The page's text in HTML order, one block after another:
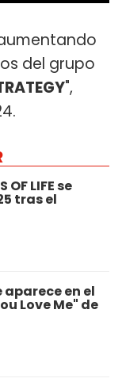
del grupo
",
OF LIFE se
tras el
aparece en el
Love Me" de